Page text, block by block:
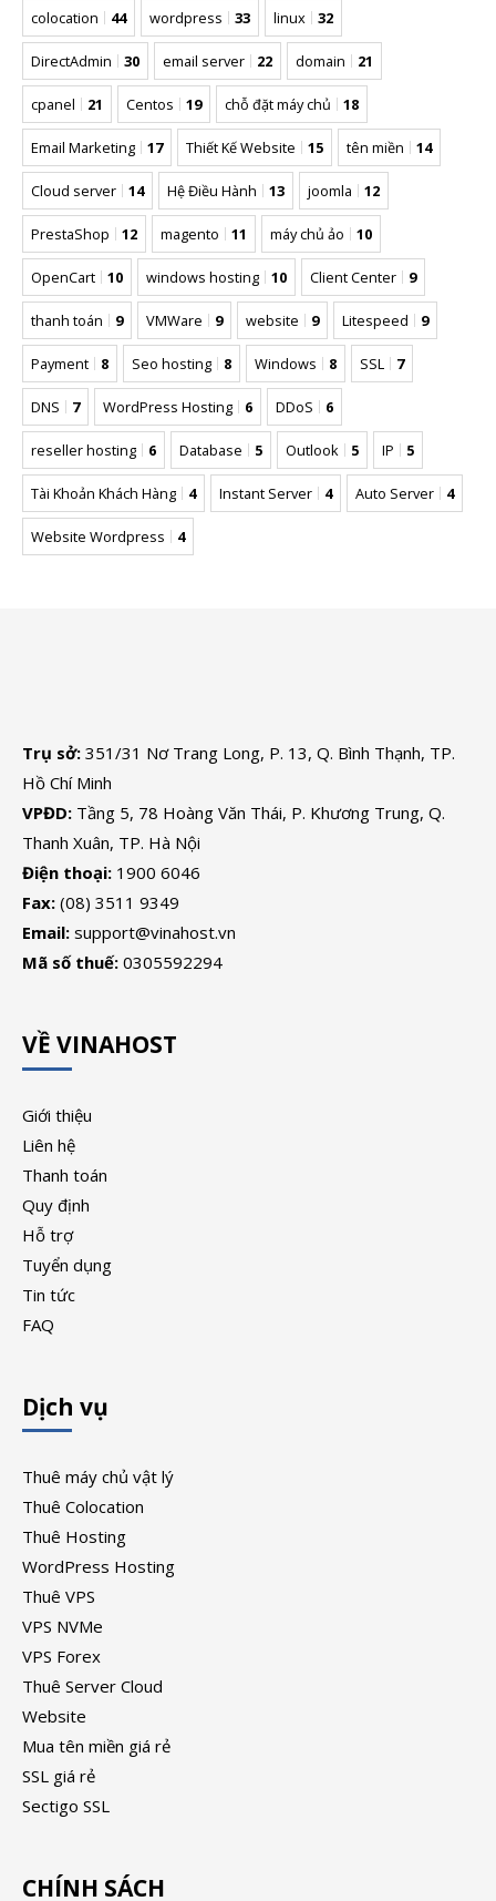
colocation 44 wordpress 33 linux 32
DirectAdmin 30 email server 22 domain 21
cpanel 21 Centos 19 chỗ đặt máy chủ 18
Email Marketing 17 Thiết Kế Website 15 tên miền 14
Cloud server 14 Hệ Điều Hành 13 joomla 12
PrestaShop 12 magento 11 máy chủ ảo 10
OpenCart 10 windows hosting 10 Client Center 9
thanh toán 9 VMWare 9 website 9 Litespeed 9
Payment 8 Seo hosting 8 Windows 8 SSL 7
DNS 7 WordPress Hosting 6 DDoS 6
reseller hosting 6 Database 5 Outlook 5 IP 5
Tài Khoản Khách Hàng 4 Instant Server 4 Auto Server 4
Website Wordpress 4
Trụ sở: 351/31 Nơ Trang Long, P. 13, Q. Bình Thạnh, TP.
Hồ Chí Minh
VPĐD: Tầng 5, 78 Hoàng Văn Thái, P. Khương Trung, Q.
Thanh Xuân, TP. Hà Nội
Điện thoại: 1900 6046
Fax: (08) 3511 9349
Email: support@vinahost.vn
Mã số thuế: 0305592294
VỀ VINAHOST
Giới thiệu
Liên hệ
Thanh toán
Quy định
Hỗ trợ
Tuyển dụng
Tin tức
FAQ
Dịch vụ
Thuê máy chủ vật lý
Thuê Colocation
Thuê Hosting
WordPress Hosting
Thuê VPS
VPS NVMe
VPS Forex
Thuê Server Cloud
Website
Mua tên miền giá rẻ
SSL giá rẻ
Sectigo SSL
CHÍNH SÁCH